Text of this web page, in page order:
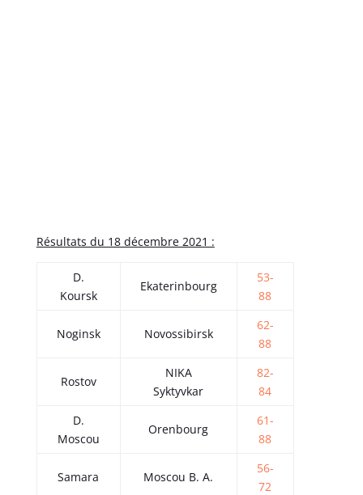
Résultats du 18 décembre 2021 :
D.
Koursk
Ekaterinbourg
53-
88
Noginsk Novossibirsk
62-
88
Rostov
NIKA
Syktyvkar
82-
84
D.
Moscou
Orenbourg
61-
88
Samara Moscou B. A.
56-
72